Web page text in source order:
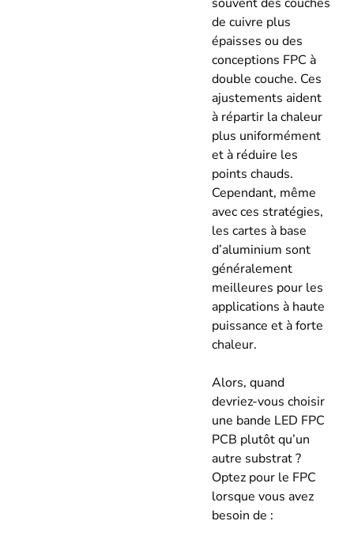
souvent des couches
de cuivre plus
épaisses ou des
conceptions FPC à
double couche. Ces
ajustements aident
à répartir la chaleur
plus uniformément
et à réduire les
points chauds.
Cependant, même
avec ces stratégies,
les cartes à base
d’aluminium sont
généralement
meilleures pour les
applications à haute
puissance et à forte
chaleur.
Alors, quand
devriez-vous choisir
une bande LED FPC
PCB plutôt qu’un
autre substrat ?
Optez pour le FPC
lorsque vous avez
besoin de :